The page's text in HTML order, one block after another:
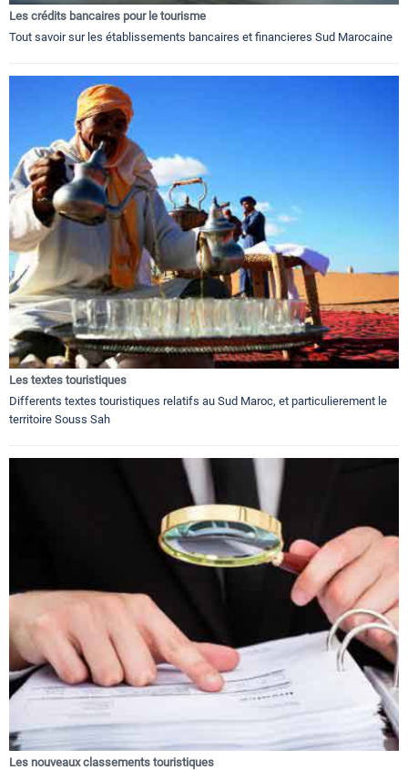
Les crédits bancaires pour le tourisme
Tout savoir sur les établissements bancaires et financieres Sud Marocaine
Les textes touristiques
Differents textes touristiques relatifs au Sud Maroc, et particulierement le
territoire Souss Sah
Les nouveaux classements touristiques